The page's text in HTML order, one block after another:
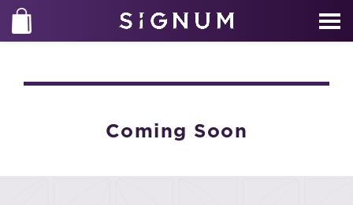
Coming Soon